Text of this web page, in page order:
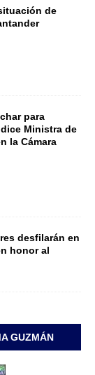
de
para
Ministra de
la Cámara
desfilarán en
honor al
GUZMÁN